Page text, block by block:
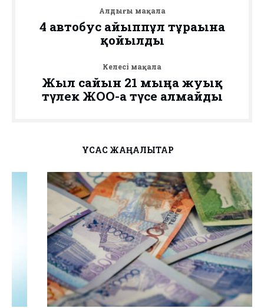
Алдыңғы мақала
4 автобус айыппұл тұрағына
қойылды
Келесі мақала
Жыл сайын 21 мыңға жуық
түлек ЖОО-ға түсе алмайды
ҰҚСАС ЖАҢАЛЫҚТАР